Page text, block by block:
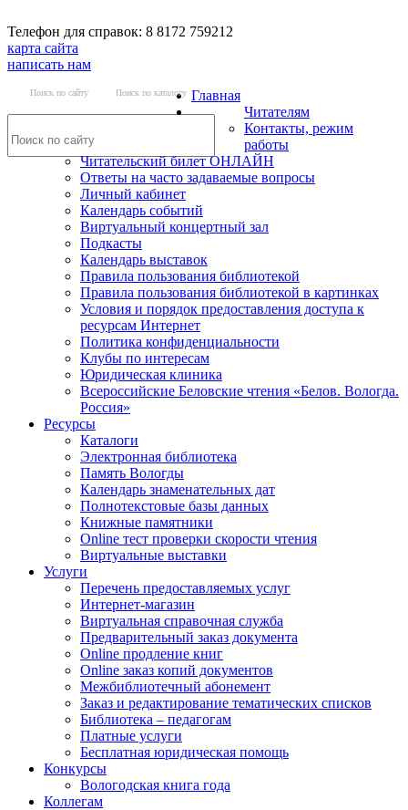
Телефон для справок: 8 8172 759212
карта сайта
написать нам
Поиск по сайту Поиск по каталогу Главная
Читателям
Контакты, режим
работы
Читательский билет ОНЛАЙН
Ответы на часто задаваемые вопросы
Личный кабинет
Календарь событий
Виртуальный концертный зал
Подкасты
Календарь выставок
Правила пользования библиотекой
Правила пользования библиотекой в картинках
Условия и порядок предоставления доступа к
ресурсам Интернет
Политика конфиденциальности
Клубы по интересам
Юридическая клиника
Всероссийские Беловские чтения «Белов. Вологда.
Россия»
Ресурсы
Каталоги
Электронная библиотека
Память Вологды
Календарь знаменательных дат
Полнотекстовые базы данных
Книжные памятники
Online тест проверки скорости чтения
Виртуальные выставки
Услуги
Перечень предоставляемых услуг
Интернет-магазин
Виртуальная справочная служба
Предварительный заказ документа
Online продление книг
Online заказ копий документов
Межбиблиотечный абонемент
Заказ и редактирование тематических списков
Библиотека – педагогам
Платные услуги
Бесплатная юридическая помощь
Конкурсы
Вологодская книга года
Коллегам